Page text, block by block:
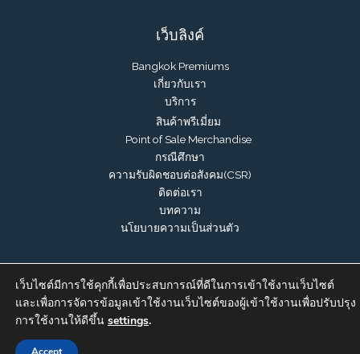
เว็บลิงค์
Bangkok Premiums
เกี่ยวกับเรา
บริการ
สินค้าพรีเมี่ยม
Point of Sale Merchandise
กรณีศึกษา
ความรับผิดชอบต่อสังคม(CSR)
ติดต่อเรา
บทความ
นโยบายความเป็นส่วนตัว
เว็บไซต์มีการใช้คุกกี้เพื่อประสบการณ์ที่ดีในการเข้าใช้งานเว็บไซต์
และเพื่อการจัดารข้อมูลเข้าใช้งานเว็บไซต์ของผู้เข้าใช้งานเพื่อปรับปรุง
การใช้งานให้ดีขึ้น settings.